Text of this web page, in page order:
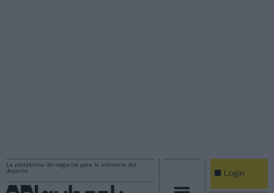
La plataforma de negocios para la industria del
deporte
Login